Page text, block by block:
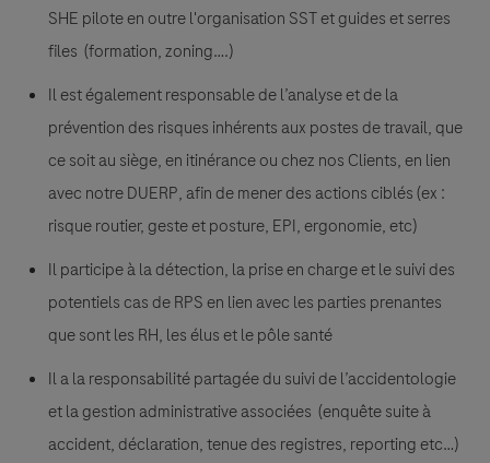
SHE pilote en outre l'organisation SST et guides et serres
files (formation, zoning….)
Il est également responsable de l’analyse et de la
prévention des risques inhérents aux postes de travail, que
ce soit au siège, en itinérance ou chez nos Clients, en lien
avec notre DUERP, afin de mener des actions ciblés (ex :
risque routier, geste et posture, EPI, ergonomie, etc)
Il participe à la détection, la prise en charge et le suivi des
potentiels cas de RPS en lien avec les parties prenantes
que sont les RH, les élus et le pôle santé
Il a la responsabilité partagée du suivi de l’accidentologie
et la gestion administrative associées (enquête suite à
accident, déclaration, tenue des registres, reporting etc…)